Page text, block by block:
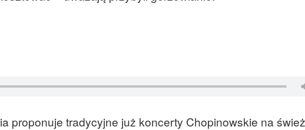
proponuje tradycyjne już koncerty Chopinowskie na